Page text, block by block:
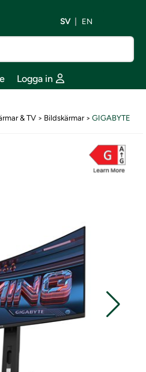
SV EN
Logga in
& TV > Bildskärmar> GIGABYTE